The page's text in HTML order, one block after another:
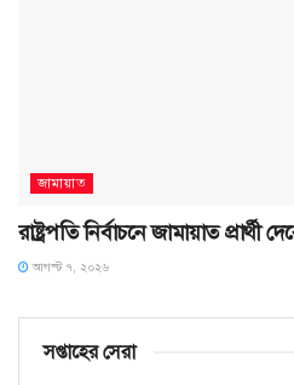
জামায়াত
রাষ্ট্রপতি নির্বাচনে জামায়াত প্রার্থী
আগস্ট ৭, ২০২৬
সপ্তাহের সেরা